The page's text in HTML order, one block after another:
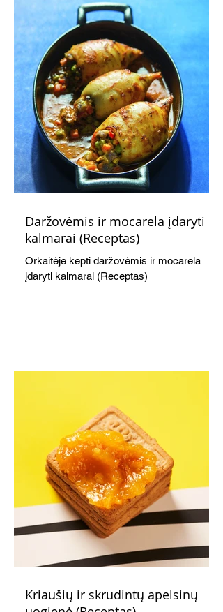
Daržovėmis ir mocarela įdaryti
kalmarai (Receptas)
Orkaitėje kepti daržovėmis ir mocarela
įdaryti kalmarai (Receptas)
Kriaušių ir skrudintų apelsinų